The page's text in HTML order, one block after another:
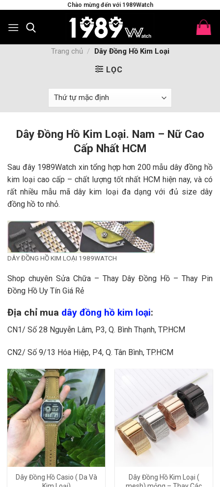
content
Chào mừng đến với 1989Watch
Trang chủ / Dây Đồng Hồ Kim Loại
LỌC
Dây Đồng Hồ Kim Loại. Nam – Nữ Cao
Cấp Nhất HCM
Sau đây 1989Watch xin tổng hợp hơn 200 mẫu dây đồng hồ
kim loại cao cấp – chất lượng tốt nhất HCM hiện nay, và có
rất nhiều mẫu mã dây kim loại đa dạng với đủ size dây
đồng hồ to nhỏ.
DÂY ĐỒNG HỒ KIM LOẠI 1989WATCH
Shop chuyên Sửa Chữa – Thay Dây Đồng Hồ – Thay Pin
Đồng Hồ Uy Tín Giá Rẻ
Địa chỉ mua dây đồng hồ kim loại:
CN1/ Số 28 Nguyễn Lâm, P3, Q. Bình Thạnh, TP.HCM
CN2/ Số 9/13 Hóa Hiệp, P4, Q. Tân Bình, TP.HCM
Dây Đồng Hồ Casio ( Da Và
Dây Đồng Hồ Kim Loại (